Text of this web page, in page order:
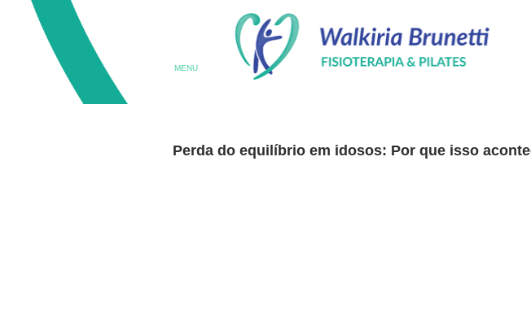
MENU
Perda do equilíbrio em idosos: Por que isso